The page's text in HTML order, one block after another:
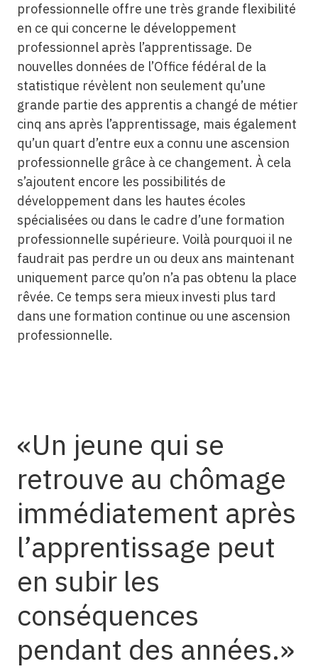
professionnelle offre une très grande flexibilité
en ce qui concerne le développement
professionnel après l’apprentissage. De
nouvelles données de l’Office fédéral de la
statistique révèlent non seulement qu’une
grande partie des apprentis a changé de métier
cinq ans après l’apprentissage, mais également
qu’un quart d’entre eux a connu une ascension
professionnelle grâce à ce changement. À cela
s’ajoutent encore les possibilités de
développement dans les hautes écoles
spécialisées ou dans le cadre d’une formation
professionnelle supérieure. Voilà pourquoi il ne
faudrait pas perdre un ou deux ans maintenant
uniquement parce qu’on n’a pas obtenu la place
rêvée. Ce temps sera mieux investi plus tard
dans une formation continue ou une ascension
professionnelle.
Un jeune qui se
retrouve au chômage
immédiatement après
l’apprentissage peut
en subir les
conséquences
pendant des années.